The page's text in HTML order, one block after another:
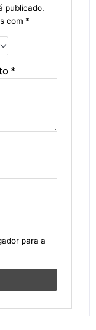
publicado.
com *
*
para a